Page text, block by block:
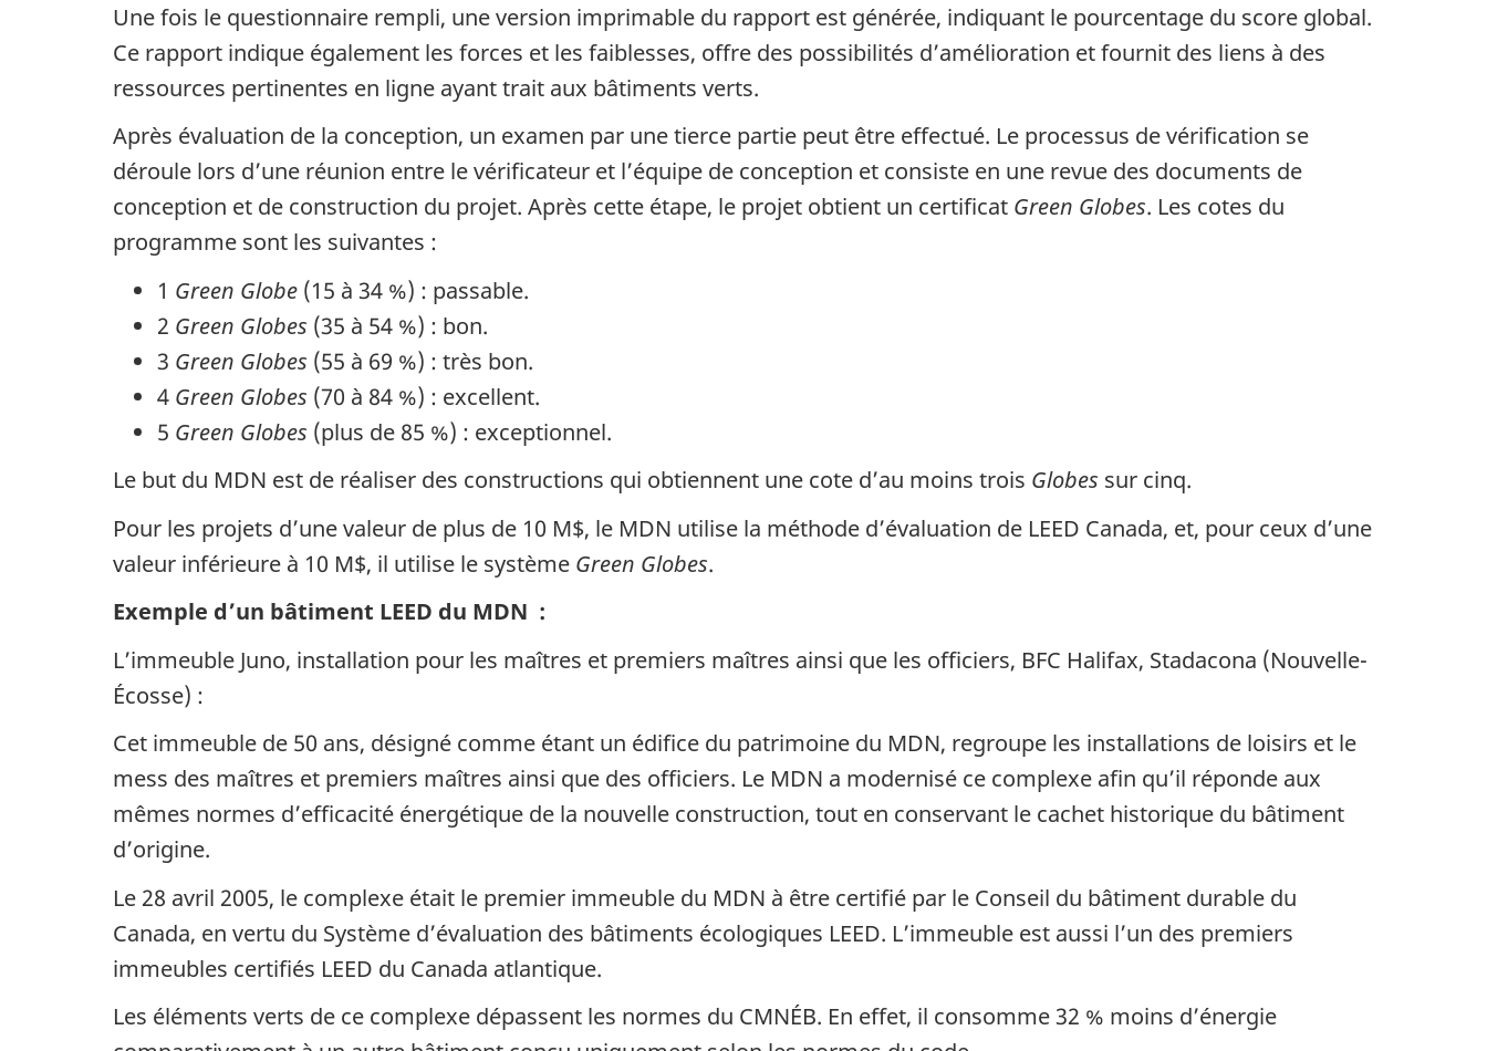
Une fois le questionnaire rempli, une version imprimable du rapport est générée, indiquant le pourcentage du score global.
Ce rapport indique également les forces et les faiblesses, offre des possibilités d’amélioration et fournit des liens à des
ressources pertinentes en ligne ayant trait aux bâtiments verts.
Après évaluation de la conception, un examen par une tierce partie peut être effectué. Le processus de vérification se
déroule lors d’une réunion entre le vérificateur et l’équipe de conception et consiste en une revue des documents de
conception et de construction du projet. Après cette étape, le projet obtient un certificat Green Globes. Les cotes du
programme sont les suivantes :
1 Green Globe (15 à 34 %) : passable.
2 Green Globes (35 à 54 %) : bon.
3 Green Globes (55 à 69 %) : très bon.
4 Green Globes (70 à 84 %) : excellent.
5 Green Globes (plus de 85 %) : exceptionnel.
Le but du MDN est de réaliser des constructions qui obtiennent une cote d’au moins trois Globes sur cinq.
Pour les projets d’une valeur de plus de 10 M$, le MDN utilise la méthode d’évaluation de LEED Canada, et, pour ceux d’une
valeur inférieure à 10 M$, il utilise le système Green Globes.
Exemple d’un bâtiment LEED du MDN :
L’immeuble Juno, installation pour les maîtres et premiers maîtres ainsi que les officiers, BFC Halifax, Stadacona (Nouvelle-
Écosse) :
Cet immeuble de 50 ans, désigné comme étant un édifice du patrimoine du MDN, regroupe les installations de loisirs et le
mess des maîtres et premiers maîtres ainsi que des officiers. Le MDN a modernisé ce complexe afin qu’il réponde aux
mêmes normes d’efficacité énergétique de la nouvelle construction, tout en conservant le cachet historique du bâtiment
d’origine.
Le 28 avril 2005, le complexe était le premier immeuble du MDN à être certifié par le Conseil du bâtiment durable du
Canada, en vertu du Système d’évaluation des bâtiments écologiques LEED. L’immeuble est aussi l’un des premiers
immeubles certifiés LEED du Canada atlantique.
Les éléments verts de ce complexe dépassent les normes du CMNÉB. En effet, il consomme 32 % moins d’énergie